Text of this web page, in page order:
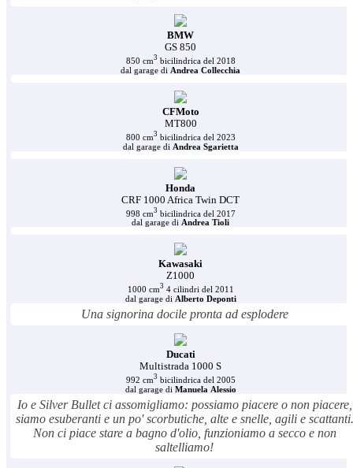
BMW
GS 850
850 cm3 bicilindrica del 2018
dal garage di Andrea Collecchia
CFMoto
MT800
800 cm3 bicilindrica del 2023
dal garage di Andrea Sgarietta
Honda
CRF 1000 Africa Twin DCT
998 cm3 bicilindrica del 2017
dal garage di Andrea Tioli
Kawasaki
Z1000
1000 cm3 4 cilindri del 2011
dal garage di Alberto Deponti
Una signorina docile pronta ad esplodere
Ducati
Multistrada 1000 S
992 cm3 bicilindrica del 2005
dal garage di Manuela Alessio
Io e Silver Bullet ci assomigliamo: possiamo piacere o non piacere,
siamo esuberanti e un po' scorbutiche, alte e snelle, agili e scattanti.
Non ci piace stare a bagno d'olio, funzioniamo a secco e non
saltelliamo!